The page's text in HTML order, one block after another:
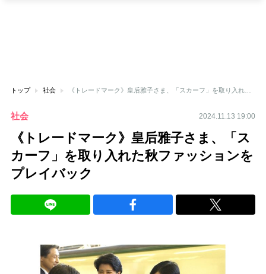
トップ 社会 《トレードマーク》皇后雅子さま、「スカーフ」を取り入れた秋ファッションをプレイバック
社会 2024.11.13 19:00
《トレードマーク》皇后雅子さま、「ス
カーフ」を取り入れた秋ファッションを
プレイバック